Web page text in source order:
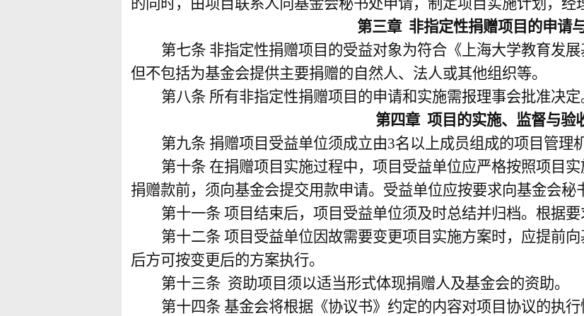
的同时，由项目联系人向基金会秘书处申请，制定项目实施计划，经
第三章 非指定性捐赠项目的申请
第七条 非指定性捐赠项目的受益对象为符合《上海大学教育发展
但不包括为基金会提供主要捐赠的自然人、法人或其他组织等。
第八条 所有非指定性捐赠项目的申请和实施需报理事会批准决定
第四章 项目的实施、监督与验
第九条 捐赠项目受益单位须成立由3名以上成员组成的项目管理
第十条 在捐赠项目实施过程中，项目受益单位应严格按照项目
捐赠款前，须向基金会提交用款申请。受益单位应按要求向基金会秘
第十一条 项目结束后，项目受益单位须及时总结并归档。根据要
第十二条 项目受益单位因故需要变更项目实施方案时，应提前
后方可按变更后的方案执行。
第十三条 资助项目须以适当形式体现捐赠人及基金会的资助。
第十四条 基金会将根据《协议书》约定的内容对项目协议的执